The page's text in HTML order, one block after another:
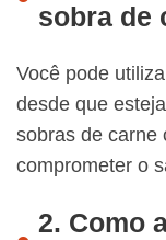
sobra de
Você pode
desde que
sobras de carne
comprometer o
2. Como